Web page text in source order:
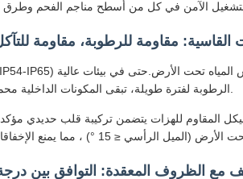
القاسية: مقاومة للرطوبة، مقاومة
الرطوبة لفترة طويلة، تبقى المكونات الداخلية محمية من الرطوبة والتآكل.
المقاوم للهزات يتضمن تركيبة قلب حديدي
مع الظروف المعقدة: التوافق بين درجة